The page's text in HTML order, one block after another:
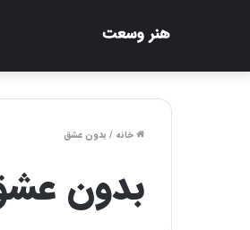
خانه / بدون عشق
بدون